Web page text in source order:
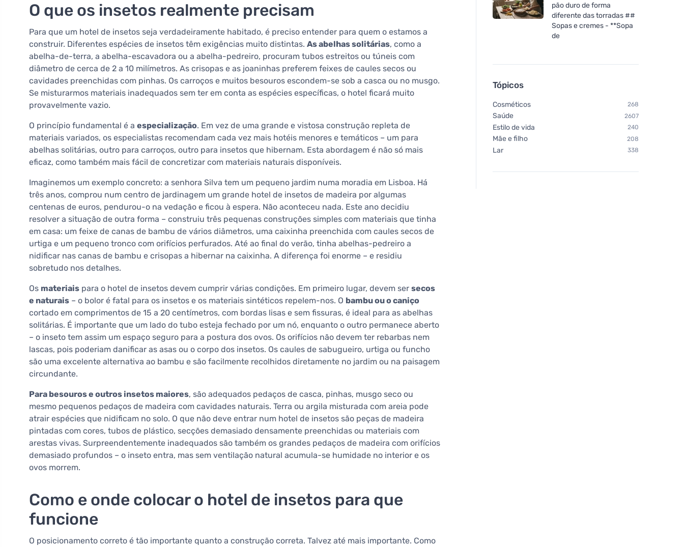
O que os insetos realmente precisam
Para que um hotel de insetos seja verdadeiramente habitado, é preciso entender para quem o estamos a
construir. Diferentes espécies de insetos têm exigências muito distintas. As abelhas solitárias, como a
abelha-de-terra, a abelha-escavadora ou a abelha-pedreiro, procuram tubos estreitos ou túneis com
diâmetro de cerca de 2 a 10 milímetros. As crisopas e as joaninhas preferem feixes de caules secos ou
cavidades preenchidas com pinhas. Os carroços e muitos besouros escondem-se sob a casca ou no musgo.
Se misturarmos materiais inadequados sem ter em conta as espécies específicas, o hotel ficará muito
provavelmente vazio.
O princípio fundamental é a especialização. Em vez de uma grande e vistosa construção repleta de
materiais variados, os especialistas recomendam cada vez mais hotéis menores e temáticos – um para
abelhas solitárias, outro para carroços, outro para insetos que hibernam. Esta abordagem é não só mais
eficaz, como também mais fácil de concretizar com materiais naturais disponíveis.
Imaginemos um exemplo concreto: a senhora Silva tem um pequeno jardim numa moradia em Lisboa. Há
três anos, comprou num centro de jardinagem um grande hotel de insetos de madeira por algumas
centenas de euros, pendurou-o na vedação e ficou à espera. Não aconteceu nada. Este ano decidiu
resolver a situação de outra forma – construiu três pequenas construções simples com materiais que tinha
em casa: um feixe de canas de bambu de vários diâmetros, uma caixinha preenchida com caules secos de
urtiga e um pequeno tronco com orifícios perfurados. Até ao final do verão, tinha abelhas-pedreiro a
nidificar nas canas de bambu e crisopas a hibernar na caixinha. A diferença foi enorme – e residiu
sobretudo nos detalhes.
Os materiais para o hotel de insetos devem cumprir várias condições. Em primeiro lugar, devem ser secos
e naturais – o bolor é fatal para os insetos e os materiais sintéticos repelem-nos. O bambu ou o caniço
cortado em comprimentos de 15 a 20 centímetros, com bordas lisas e sem fissuras, é ideal para as abelhas
solitárias. É importante que um lado do tubo esteja fechado por um nó, enquanto o outro permanece aberto
– o inseto tem assim um espaço seguro para a postura dos ovos. Os orifícios não devem ter rebarbas nem
lascas, pois poderiam danificar as asas ou o corpo dos insetos. Os caules de sabugueiro, urtiga ou funcho
são uma excelente alternativa ao bambu e são facilmente recolhidos diretamente no jardim ou na paisagem
circundante.
Para besouros e outros insetos maiores, são adequados pedaços de casca, pinhas, musgo seco ou
mesmo pequenos pedaços de madeira com cavidades naturais. Terra ou argila misturada com areia pode
atrair espécies que nidificam no solo. O que não deve entrar num hotel de insetos são peças de madeira
pintadas com cores, tubos de plástico, secções demasiado densamente preenchidas ou materiais com
arestas vivas. Surpreendentemente inadequados são também os grandes pedaços de madeira com orifícios
demasiado profundos – o inseto entra, mas sem ventilação natural acumula-se humidade no interior e os
ovos morrem.
Como e onde colocar o hotel de insetos para que
funcione
O posicionamento correto é tão importante quanto a construção correta. Talvez até mais importante. Como
pão duro de forma
diferente das torradas ##
Sopas e cremes - **Sopa
de
Tópicos
Cosméticos 268
Saúde 2607
Estilo de vida 240
Mãe e filho 208
Lar 338